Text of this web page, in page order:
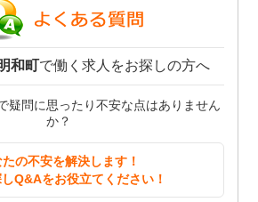
和町で働く求人をお探しの方へ
疑問に思ったり不安な点はありません
か？
の不安を解決します！
Q&Aをお役立てください！